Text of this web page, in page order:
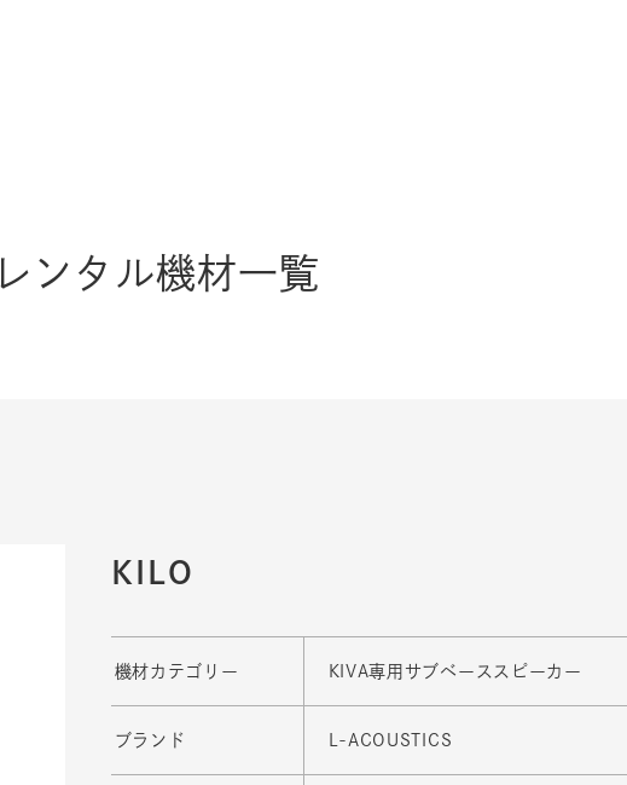
レンタル機材一覧
KILO
機材カテゴリー KIVA専用サブベーススピーカー
ブランド L-ACOUSTICS